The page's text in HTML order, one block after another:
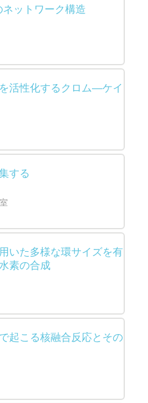
ットワーク構造
活性化するクロム―ケイ
する
いた多様な環サイズを有
素の合成
起こる核融合反応とその